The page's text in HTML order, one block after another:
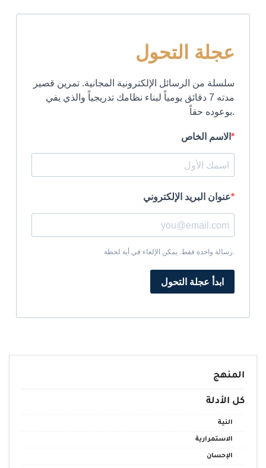
عجلة التحول
سلسلة من الرسائل الإلكترونية المجانية. تمرين قصير
مدته 7 دقائق يومياً لبناء نظامك تدريجياً والذي يفي
بوعوده حقاً.
الاسم الخاص
عنوان البريد الإلكتروني
رسالة واحدة فقط. يمكن الإلغاء في أية لحظة.
ابدأ عجلة التحول
المنهج
كل الأدلة
النية
الاستمرارية
الإحسان